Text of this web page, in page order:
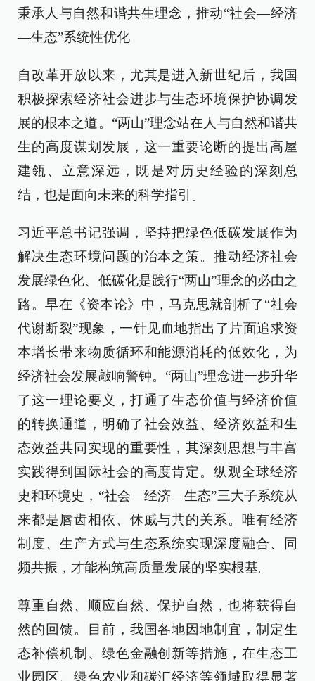
秉承人与自然和谐共生理念，推动“社会—经济
—生态”系统性优化
自改革开放以来，尤其是进入新世纪后，我国
积极探索经济社会进步与生态环境保护协调发
展的根本之道。“两山”理念站在人与自然和谐共
生的高度谋划发展，这一重要论断的提出高屋
建瓴、立意深远，既是对历史经验的深刻总
结，也是面向未来的科学指引。
习近平总书记强调，坚持把绿色低碳发展作为
解决生态环境问题的治本之策。推动经济社会
发展绿色化、低碳化是践行“两山”理念的必由之
路。早在《资本论》中，马克思就剖析了“社会
代谢断裂”现象，一针见血地指出了片面追求资
本增长带来物质循环和能源消耗的低效化，为
经济社会发展敲响警钟。“两山”理念进一步升华
了这一理论要义，打通了生态价值与经济价值
的转换通道，明确了社会效益、经济效益和生
态效益共同实现的重要性，其深刻思想与丰富
实践得到国际社会的高度肯定。纵观全球经济
史和环境史，“社会—经济—生态”三大子系统从
来都是唇齿相依、休戚与共的关系。唯有经济
制度、生产方式与生态系统实现深度融合、同
频共振，才能构筑高质量发展的坚实根基。
尊重自然、顺应自然、保护自然，也将获得自
然的回馈。目前，我国各地因地制宜，制定生
态补偿机制、绿色金融创新等措施，在生态工
业园区、绿色农业和碳汇经济等领域取得显著